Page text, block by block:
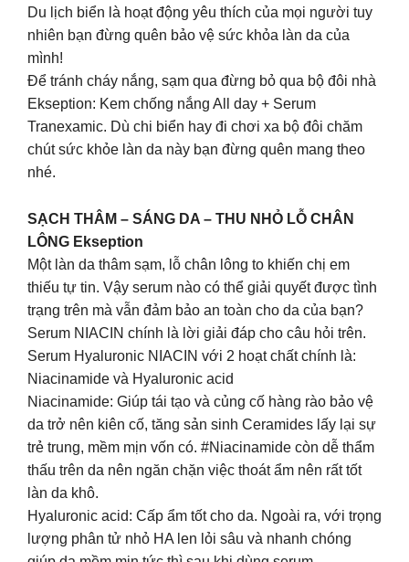
Du lịch biển là hoạt động yêu thích của mọi người tuy
nhiên bạn đừng quên bảo vệ sức khỏa làn da của
mình!
Để tránh cháy nắng, sạm qua đừng bỏ qua bộ đôi nhà
Ekseption: Kem chống nắng All day + Serum
Tranexamic. Dù chi biển hay đi chơi xa bộ đôi chăm
chút sức khỏe làn da này bạn đừng quên mang theo
nhé.
SẠCH THÂM – SÁNG DA – THU NHỎ LỖ CHÂN
LÔNG Ekseption
Một làn da thâm sạm, lỗ chân lông to khiến chị em
thiếu tự tin. Vậy serum nào có thể giải quyết được tình
trạng trên mà vẫn đảm bảo an toàn cho da của bạn?
Serum NIACIN chính là lời giải đáp cho câu hỏi trên.
Serum Hyaluronic NIACIN với 2 hoạt chất chính là:
Niacinamide và Hyaluronic acid
Niacinamide: Giúp tái tạo và củng cố hàng rào bảo vệ
da trở nên kiên cố, tăng sản sinh Ceramides lấy lại sự
trẻ trung, mềm mịn vốn có. #Niacinamide còn dễ thẩm
thấu trên da nên ngăn chặn việc thoát ẩm nên rất tốt
làn da khô.
Hyaluronic acid: Cấp ẩm tốt cho da. Ngoài ra, với trọng
lượng phân tử nhỏ HA len lỏi sâu và nhanh chóng